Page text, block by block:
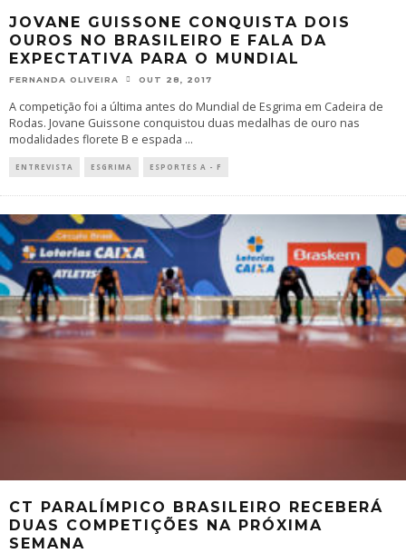
JOVANE GUISSONE CONQUISTA DOIS
OUROS NO BRASILEIRO E FALA DA
EXPECTATIVA PARA O MUNDIAL
FERNANDA OLIVEIRA OUT 28, 2017
A competição foi a última antes do Mundial de Esgrima em Cadeira de
Rodas. Jovane Guissone conquistou duas medalhas de ouro nas
modalidades florete B e espada ...
ENTREVISTA ESGRIMA ESPORTES A - F
CT PARALÍMPICO BRASILEIRO RECEBERÁ
DUAS COMPETIÇÕES NA PRÓXIMA
SEMANA